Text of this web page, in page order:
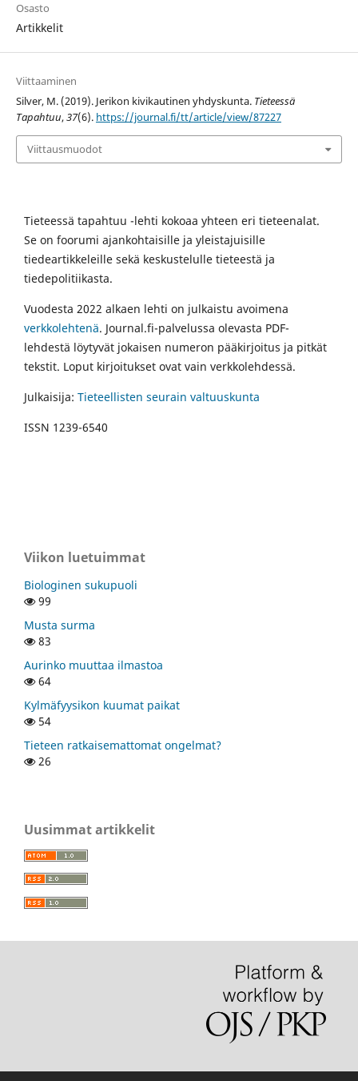
Osasto
Artikkelit
Viittaaminen
Silver, M. (2019). Jerikon kivikautinen yhdyskunta. Tieteessä
Tapahtuu,37(6). https://journal.fi/tt/article/view/87227
Viittausmuodot
Tieteessä tapahtuu -lehti kokoaa yhteen eri tieteenalat.
Se on foorumi ajankohtaisille ja yleistajuisille
tiedeartikkeleille sekä keskustelulle tieteestä ja
tiedepolitiikasta.
Vuodesta 2022 alkaen lehti on julkaistu avoimena
verkkolehtenä. Journal.fi-palvelussa olevasta PDF-
lehdestä löytyvät jokaisen numeron pääkirjoitus ja pitkät
tekstit. Loput kirjoitukset ovat vain verkkolehdessä.
Julkaisija: Tieteellisten seurain valtuuskunta
ISSN 1239-6540
Viikon luetuimmat
Biologinen sukupuoli
99
Musta surma
83
Aurinko muuttaa ilmastoa
64
Kylmäfyysikon kuumat paikat
54
Tieteen ratkaisemattomat ongelmat?
26
Uusimmat artikkelit